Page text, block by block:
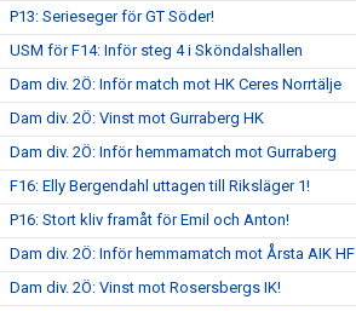
P13: Serieseger för GT Söder!
USM för F14: Inför steg 4 i Sköndalshallen
Dam div. 2Ö: Inför match mot HK Ceres Norrtälje
Dam div. 2Ö: Vinst mot Gurraberg HK
Dam div. 2Ö: Inför hemmamatch mot Gurraberg
F16: Elly Bergendahl uttagen till Riksläger 1!
P16: Stort kliv framåt för Emil och Anton!
Dam div. 2Ö: Inför hemmamatch mot Årsta AIK HF
Dam div. 2Ö: Vinst mot Rosersbergs IK!